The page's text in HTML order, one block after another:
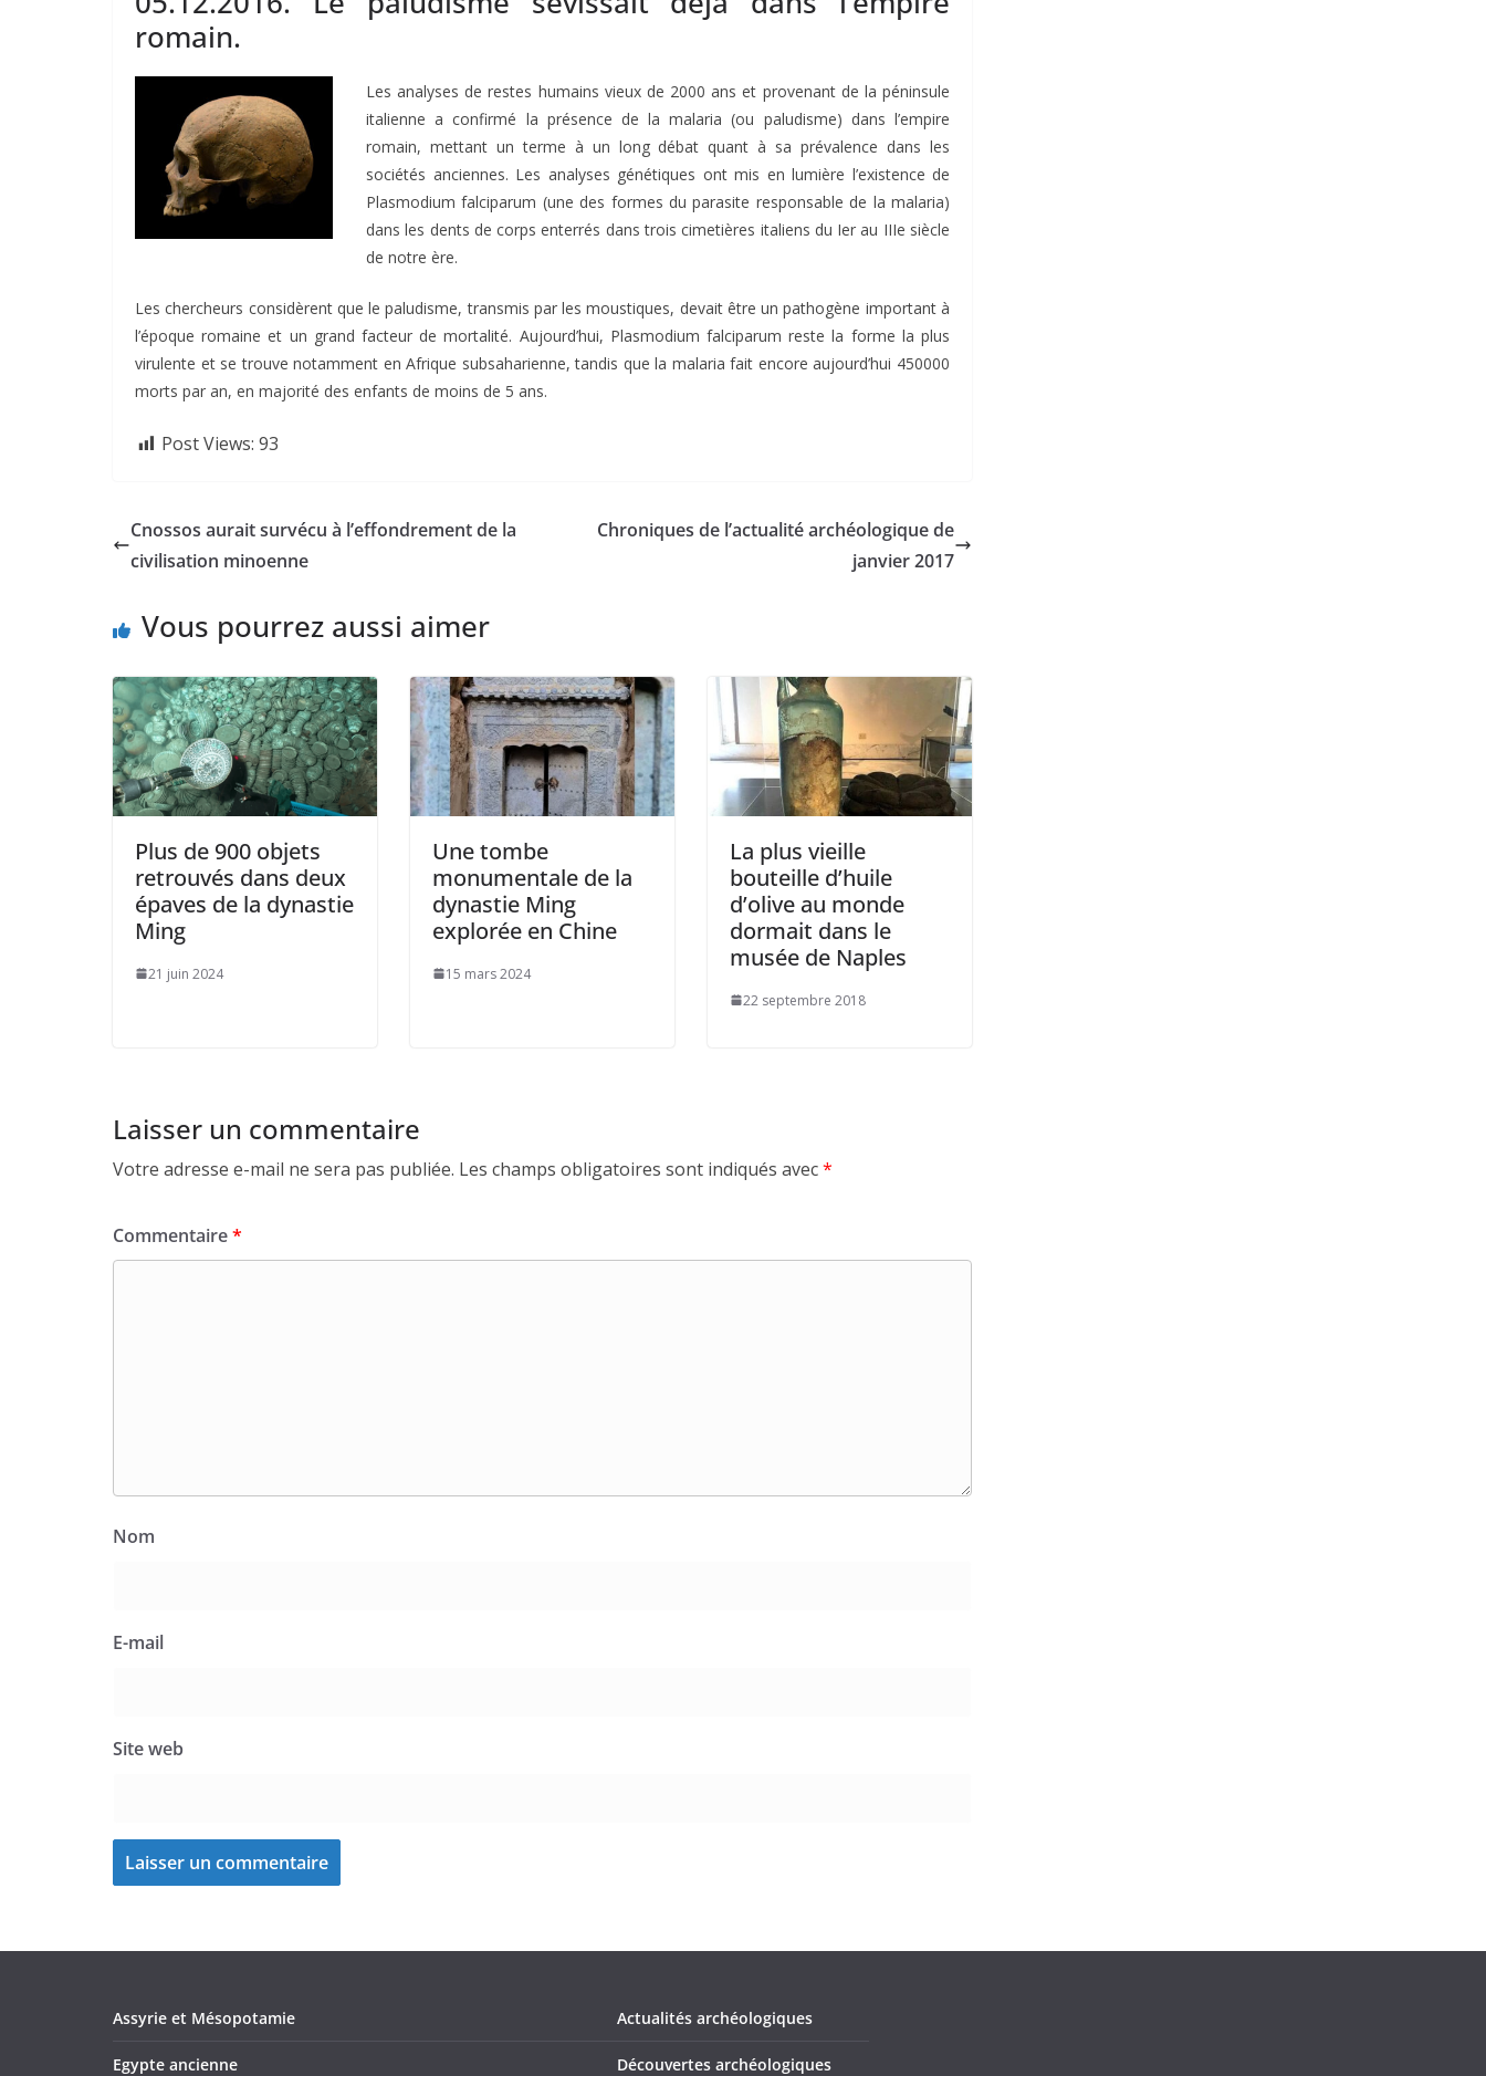
romain.
Les analyses de restes humains vieux de 2000 ans et provenant de la péninsule
italienne a confirmé la présence de la malaria (ou paludisme) dans l’empire
romain, mettant un terme à un long débat quant à sa prévalence dans les
sociétés anciennes. Les analyses génétiques ont mis en lumière l’existence de
Plasmodium falciparum (une des formes du parasite responsable de la malaria)
dans les dents de corps enterrés dans trois cimetières italiens du Ier au IIIe siècle
de notre ère.
Les chercheurs considèrent que le paludisme, transmis par les moustiques, devait être un pathogène important à
l’époque romaine et un grand facteur de mortalité. Aujourd’hui, Plasmodium falciparum reste la forme la plus
virulente et se trouve notamment en Afrique subsaharienne, tandis que la malaria fait encore aujourd’hui 450000
morts par an, en majorité des enfants de moins de 5 ans.
Post Views: 93
Cnossos aurait survécu à l’effondrement de la
civilisation minoenne
Chroniques de l’actualité archéologique de
janvier 2017
Vous pourrez aussi aimer
Plus de 900 objets
retrouvés dans deux
épaves de la dynastie
Ming
21 juin 2024
Une tombe
monumentale de la
dynastie Ming
explorée en Chine
15 mars 2024
La plus vieille
bouteille d’huile
d’olive au monde
dormait dans le
musée de Naples
22 septembre 2018
Laisser un commentaire
Votre adresse e-mail ne sera pas publiée. Les champs obligatoires sont indiqués avec*
Commentaire*
Nom
E-mail
Site web
Assyrie et Mésopotamie
Egypte ancienne
Actualités archéologiques
Découvertes archéologiques